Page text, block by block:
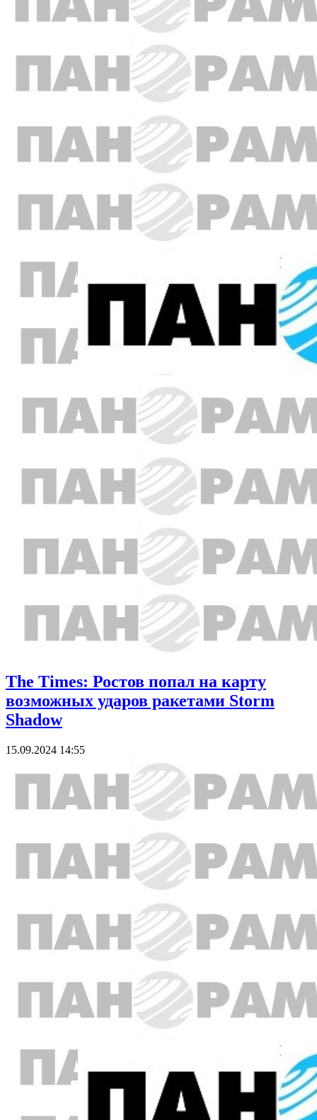
The Times: Ростов попал на карту
возможных ударов ракетами Storm
Shadow
15.09.2024 14:55